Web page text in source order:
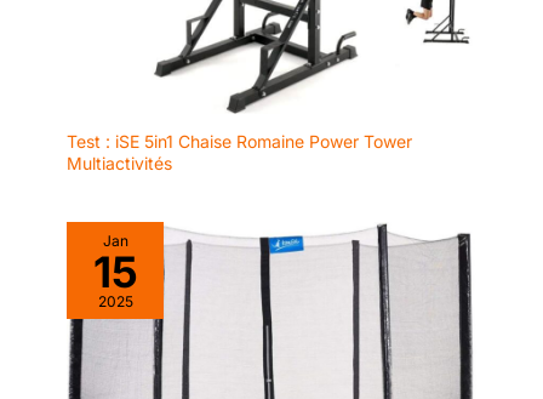
Test : iSE 5in1 Chaise Romaine Power Tower
Multiactivités
Jan
15
2025